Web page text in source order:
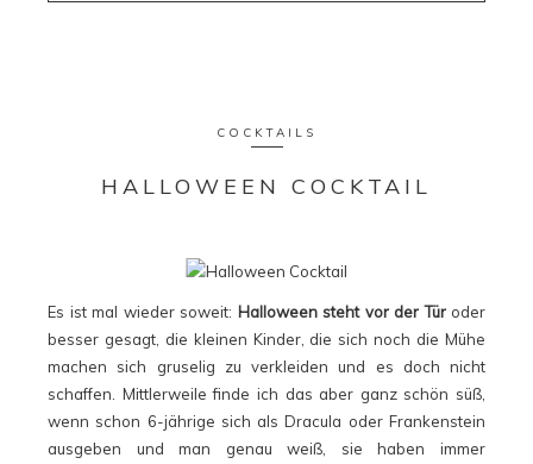
COCKTAILS
HALLOWEEN COCKTAIL
Es ist mal wieder soweit: Halloween steht vor der Türoder
besser gesagt, die kleinen Kinder, die sich noch die Mühe
machen sich gruselig zu verkleiden und es doch nicht
schaffen. Mittlerweile finde ich das aber ganz schön süß,
wenn schon 6-jährige sich als Dracula oder Frankenstein
ausgeben und man genau weiß, sie haben immer